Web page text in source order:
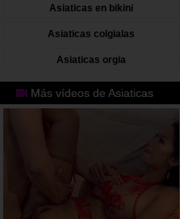
Asiaticas en bikini
Asiaticas colgialas
Asiaticas orgia
Más vídeos de Asiaticas